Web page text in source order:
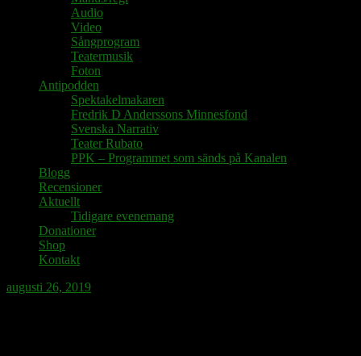
Audio
Video
Sångprogram
Teatermusik
Foton
Antipodden
Spektakelmakaren
Fredrik D Anderssons Minnesfond
Svenska Narrativ
Teater Rubato
PPK – Programmet som sänds på Kanalen
Blogg
Recensioner
Aktuellt
Tidigare evenemang
Donationer
Shop
Kontakt
augusti 26, 2019